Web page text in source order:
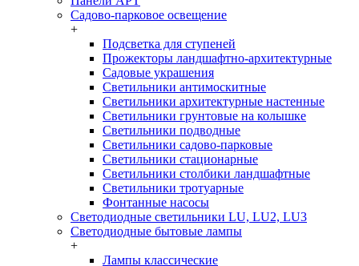
Садово-парковое освещение
+
Подсветка для ступеней
Прожекторы ландшафтно-архитектурные
Садовые украшения
Светильники антимоскитные
Светильники архитектурные настенные
Светильники грунтовые на колышке
Светильники подводные
Светильники садово-парковые
Светильники стационарные
Светильники столбики ландшафтные
Светильники тротуарные
Фонтанные насосы
Светодиодные светильники LU, LU2, LU3
Светодиодные бытовые лампы
+
Лампы классические